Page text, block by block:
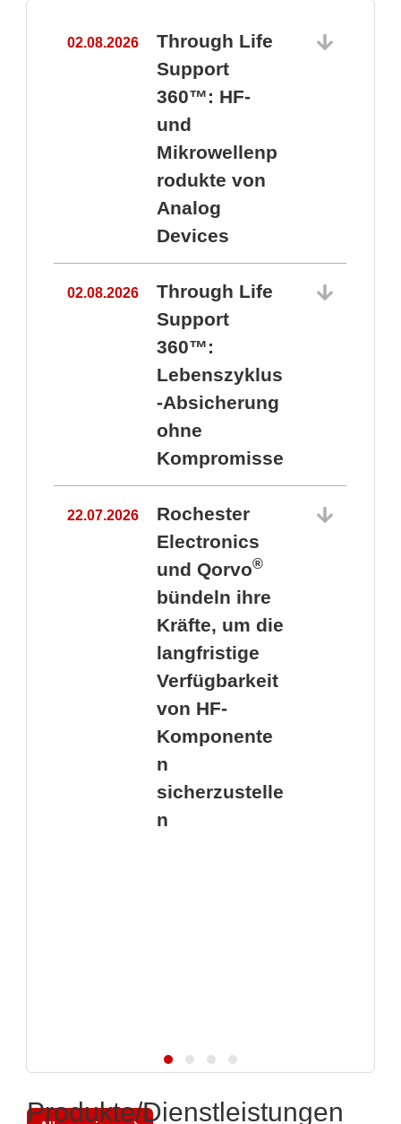
02.08.2026
Through Life
Support
360™: HF-
und
Mikrowellenp
rodukte von
Analog
Devices
02.08.2026
Through Life
Support
360™:
Lebenszyklus
-Absicherung
ohne
Kompromisse
22.07.2026
Rochester
Electronics
und Qorvo®
bündeln ihre
Kräfte, um die
langfristige
Verfügbarkeit
von HF-
Komponente
n
sicherzustelle
n
Produkte/Dienstleistungen